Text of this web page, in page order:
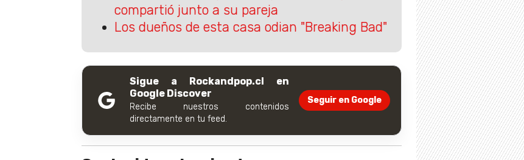
compartió junto a su pareja
Los dueños de esta casa odian "Breaking Bad"
Sigue a Rockandpop.cl en
Google Discover
Recibe nuestros contenidos
directamente en tu feed.
Seguir en Google